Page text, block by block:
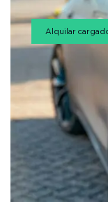
Alquilar